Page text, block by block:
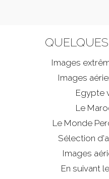
Images
Images
Egypte
Le
Le Monde
Sélection
Images
En suivant